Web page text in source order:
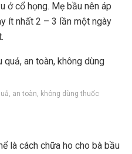
ở cổ họng. Mẹ bầu nên áp
ít nhất 2 – 3 lần một ngày
an toàn, không dùng thuốc
là cách chữa ho cho bà bầu